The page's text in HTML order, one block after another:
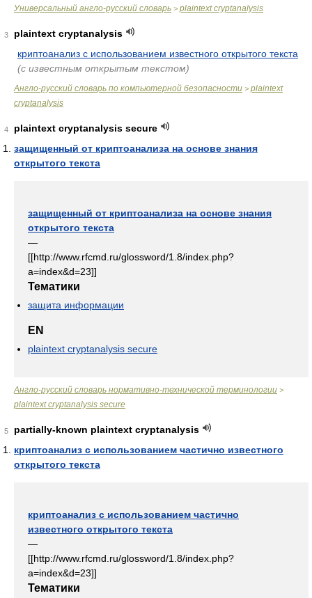
Универсальный англо-русский словарь > plaintext cryptanalysis
3
plaintext cryptanalysis
криптоанализ с использованием известного открытого текста
(с известным открытым текстом)
Англо-русский словарь по компьютерной безопасности > plaintext
cryptanalysis
4
plaintext cryptanalysis secure
защищенный от криптоанализа на основе знания
открытого текста
защищенный от криптоанализа на основе знания
открытого текста
—
[[http://www.rfcmd.ru/glossword/1.8/index.php?
a=index&d=23]]
Тематики
защита информации
EN
plaintext cryptanalysis secure
Англо-русский словарь нормативно-технической терминологии >
plaintext cryptanalysis secure
5
partially-known plaintext cryptanalysis
криптоанализ с использованием частично известного
открытого текста
криптоанализ с использованием частично
известного открытого текста
—
[[http://www.rfcmd.ru/glossword/1.8/index.php?
a=index&d=23]]
Тематики